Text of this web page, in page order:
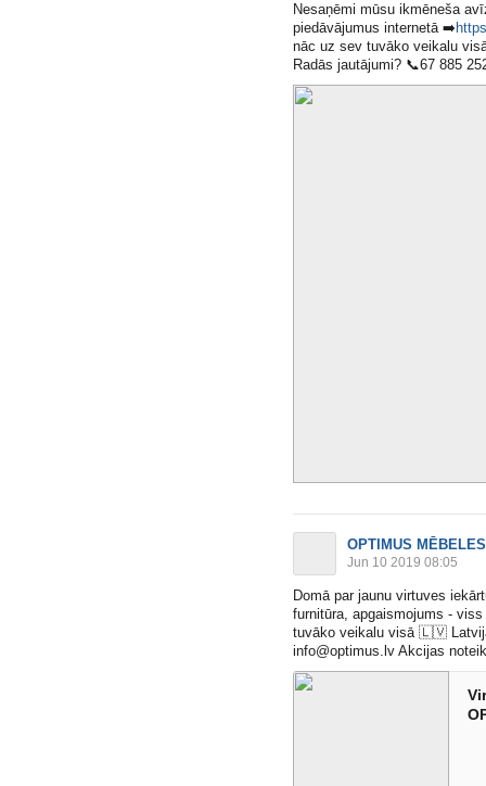
Nesaņēmi mūsu ikmēneša
piedāvājumus internetā ➡️
nāc uz sev tuvāko veikalu
Radās jautājumi? 📞67 885
OPTIMUS MĒBELES
Jun 10 2019 08:05
Domā par jaunu virtuves
furnitūra, apgaismojums -
tuvāko veikalu visā 🇱🇻
info@optimus.lv Akcijas